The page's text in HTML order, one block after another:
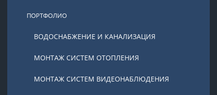
ПОРТФОЛИО
ВОДОСНАБЖЕНИЕ И КАНАЛИЗАЦИЯ
МОНТАЖ СИСТЕМ ОТОПЛЕНИЯ
МОНТАЖ СИСТЕМ ВИДЕОНАБЛЮДЕНИЯ